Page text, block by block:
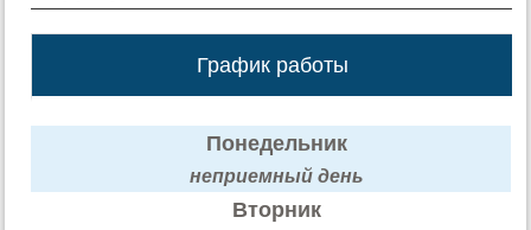
График работы
Понедельник
неприемный день
Вторник